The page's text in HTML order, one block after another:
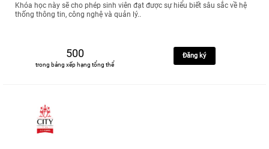
Khóa học này sẽ cho phép sinh viên đạt được sự hiểu biết sâu sắc về hệ
thống thông tin, công nghệ và quản lý..
500
trong bảng xếp hạng tổng thể
Đăng ký